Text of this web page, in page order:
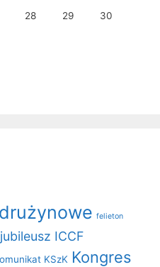
28 29 30
drużynowe felieton
jubileusz ICCF
KSzK Kongres